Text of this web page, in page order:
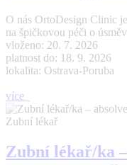
O nás OrtoDesign Clinic
na špičkovou péči o
vloženo: 20. 7. 2026
platnost do: 18. 9. 2026
lokalita: Ostrava-Poruba
více
Zubní lékař
Zubní lékař/ka